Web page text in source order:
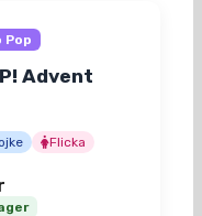
Pop
Advent
Flicka